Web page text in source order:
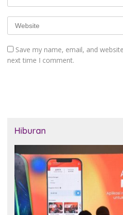
Save my name, email, and
next time I comment.
Hiburan